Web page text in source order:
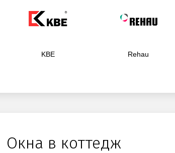
KBE Rehau
Окна в коттедж